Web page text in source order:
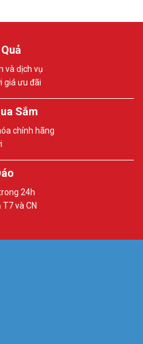
và dịch vụ
giá ưu đãi
Sắm
chính hãng
24h
và CN